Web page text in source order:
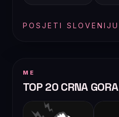
POSJETI SLOVENIJU
ME
TOP 20 CRNA GORA